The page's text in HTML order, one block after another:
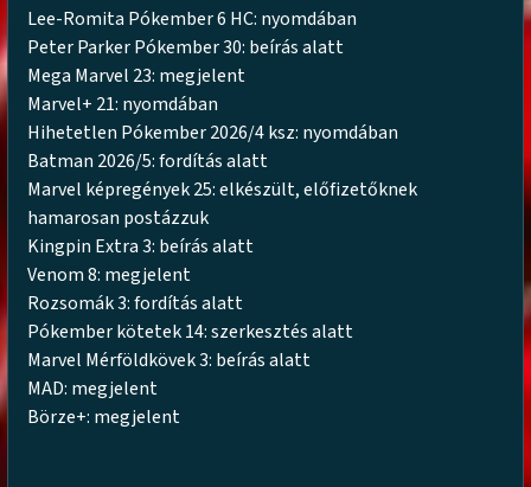
Lee-Romita Pókember 6 HC: nyomdában
Peter Parker Pókember 30: beírás alatt
Mega Marvel 23: megjelent
Marvel+ 21: nyomdában
Hihetetlen Pókember 2026/4 ksz: nyomdában
Batman 2026/5: fordítás alatt
Marvel képregények 25: elkészült, előfizetőknek
hamarosan postázzuk
Kingpin Extra 3: beírás alatt
Venom 8: megjelent
Rozsomák 3: fordítás alatt
Pókember kötetek 14: szerkesztés alatt
Marvel Mérföldkövek 3: beírás alatt
MAD: megjelent
Börze+: megjelent